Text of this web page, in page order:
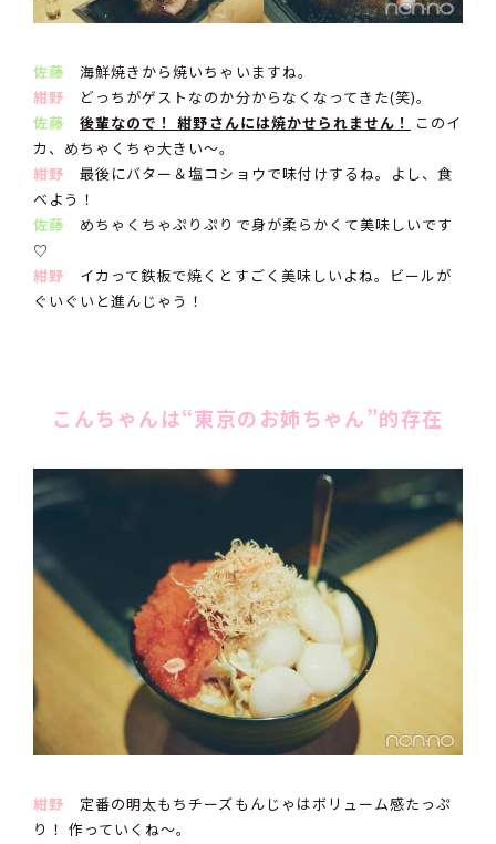
佐藤 海鮮焼きから焼いちゃいますね。
紺野 どっちがゲストなのか分からなくなってきた(笑)。
佐藤
後輩なので！ 紺野さんには焼かせられません！
このイ
カ、めちゃくちゃ大きい〜。
紺野 最後にバター＆塩コショウで味付けするね。よし、食
べよう！
佐藤 めちゃくちゃぷりぷりで身が柔らかくて美味しいです
♡
紺野 イカって鉄板で焼くとすごく美味しいよね。ビールが
ぐいぐいと進んじゃう！
こんちゃんは“東京のお姉ちゃん”的存在
紺野 定番の明太もちチーズもんじゃはボリューム感たっぷ
り！ 作っていくね〜。